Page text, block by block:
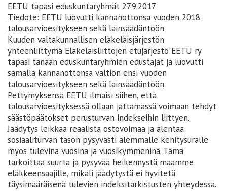
EETU tapasi eduskuntaryhmät 27.9.2017
Tiedote: EETU luovutti kannanottonsa vuoden 2018
talousarvioesitykseen sekä lainsäädäntöön
Kuuden valtakunnallisen eläkeläisjärjestön
yhteenliittymä Eläkeläisliittojen etujärjestö EETU ry
tapasi tänään eduskuntaryhmien edustajat ja luovutti
samalla kannanottonsa valtion ensi vuoden
talousarvioesitykseen sekä lainsäädäntöön.
Pettymyksensä EETU ilmaisi siihen, että
talousarvioesityksessä ollaan jättämässä voimaan tehdyt
säästöpäätökset perusturvan indekseihin liittyen.
Jäädytys leikkaa reaalista ostovoimaa ja alentaa
sosiaaliturvan tason pysyvästi alemmalle kehitysuralle
myös tulevina vuosina ja vuosikymmeninä. Tämä
tarkoittaa suurta ja pysyvää heikennystä maamme
eläkkeensaajille, mikäli jäädytystä ei hyvitetä
täysimääräisenä tulevien indeksitarkistusten yhteydessä.